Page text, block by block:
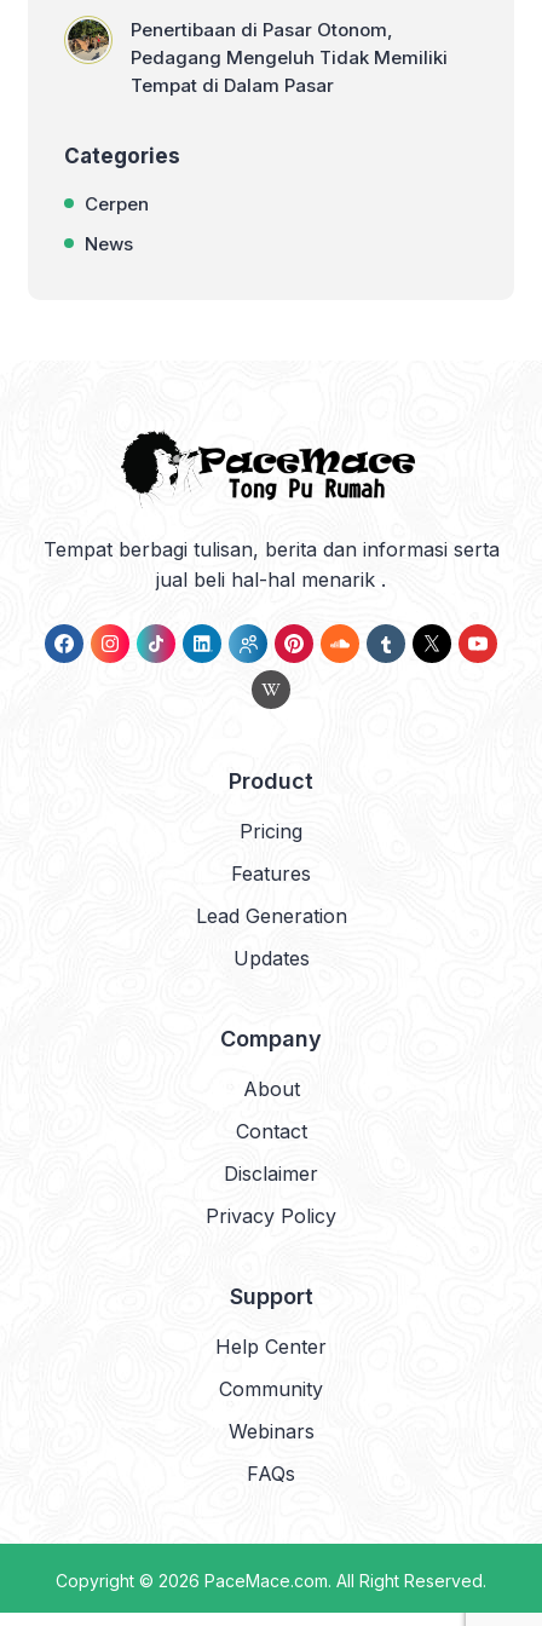
Penertibaan di Pasar Otonom,
Pedagang Mengeluh Tidak Memiliki
Tempat di Dalam Pasar
Categories
Cerpen
News
Tempat berbagi tulisan, berita dan informasi serta
jual beli hal-hal menarik .
Product
Pricing
Features
Lead Generation
Updates
Company
About
Contact
Disclaimer
Privacy Policy
Support
Help Center
Community
Webinars
FAQs
Copyright © 2026 PaceMace.com. All Right Reserved.